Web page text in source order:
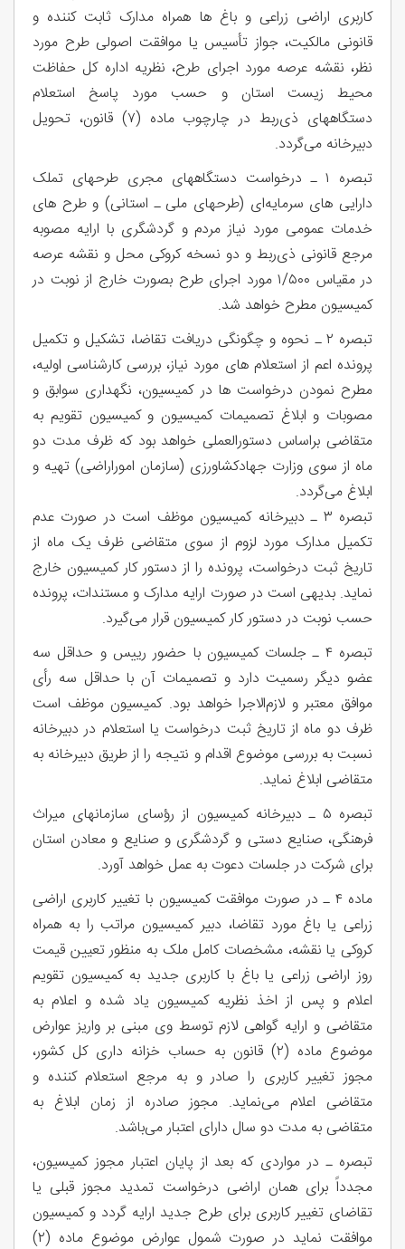
کاربری اراضی زراعی و باغ ها همراه مدارک ثابت کننده و
قانونی مالکیت، جواز تأسیس یا موافقت اصولی طرح مورد
نظر، نقشه عرصه مورد اجرای طرح، نظریه اداره کل حفاظت
محیط زیست استان و حسب مورد پاسخ استعلام
دستگاههای ذی‌ربط در چارچوب ماده (۷) قانون، تحویل
دبیرخانه می‌گردد.
تبصره ۱ ـ درخواست دستگاههای مجری طرحهای تملک
دارایی های سرمایه‌ای (طرحهای ملی ـ استانی) و طرح های
خدمات عمومی مورد نیاز مردم و گردشگری با ارایه مصوبه
مرجع قانونی ذی‌ربط و دو نسخه کروکی محل و نقشه عرصه
در مقیاس ۱/۵۰۰ مورد اجرای طرح بصورت خارج از نوبت در
کمیسیون مطرح خواهد شد.
تبصره ۲ ـ نحوه و چگونگی دریافت تقاضا، تشکیل و تکمیل
پرونده اعم از استعلام های مورد نیاز، بررسی کارشناسی اولیه،
مطرح نمودن درخواست ها در کمیسیون، نگهداری سوابق و
مصوبات و ابلاغ تصمیمات کمیسیون و کمیسیون تقویم به
متقاضی براساس دستورالعملی خواهد بود که ظرف مدت دو
ماه از سوی وزارت جهادکشاورزی (سازمان اموراراضی) تهیه و
ابلاغ می‌گردد.
تبصره ۳ ـ دبیرخانه کمیسیون موظف است در صورت عدم
تکمیل مدارک مورد لزوم از سوی متقاضی ظرف یک ماه از
تاریخ ثبت درخواست، پرونده را از دستور کار کمیسیون خارج
نماید. بدیهی است در صورت ارایه مدارک و مستندات، پرونده
حسب نوبت در دستور کار کمیسیون قرار می‌گیرد.
تبصره ۴ ـ جلسات کمیسیون با حضور رییس و حداقل سه
عضو دیگر رسمیت دارد و تصمیمات آن با حداقل سه رأی
موافق معتبر و لازم‌الاجرا خواهد بود. کمیسیون موظف است
ظرف دو ماه از تاریخ ثبت درخواست یا استعلام در دبیرخانه
نسبت به بررسی موضوع اقدام و نتیجه را از طریق دبیرخانه به
متقاضی ابلاغ نماید.
تبصره ۵ ـ دبیرخانه کمیسیون از رؤسای سازمانهای میراث
فرهنگی، صنایع دستی و گردشگری و صنایع و معادن استان
برای شرکت در جلسات دعوت به عمل خواهد آورد.
ماده ۴ ـ در صورت موافقت کمیسیون با تغییر کاربری اراضی
زراعی یا باغ مورد تقاضا، دبیر کمیسیون مراتب را به همراه
کروکی یا نقشه، مشخصات کامل ملک به منظور تعیین قیمت
روز اراضی زراعی یا باغ با کاربری جدید به کمیسیون تقویم
اعلام و پس از اخذ نظریه کمیسیون یاد شده و اعلام به
متقاضی و ارایه گواهی لازم توسط وی مبنی بر واریز عوارض
موضوع ماده (۲) قانون به حساب خزانه‌ داری کل کشور،
مجوز تغییر کاربری را صادر و به مرجع استعلام کننده و
متقاضی اعلام می‌نماید. مجوز صادره از زمان ابلاغ به
متقاضی به مدت دو سال دارای اعتبار می‌باشد.
تبصره ـ در مواردی که بعد از پایان اعتبار مجوز کمیسیون،
مجدداً برای همان اراضی درخواست تمدید مجوز قبلی یا
تقاضای تغییر کاربری برای طرح جدید ارایه گردد و کمیسیون
موافقت نماید در صورت شمول عوارض موضوع ماده (۲)